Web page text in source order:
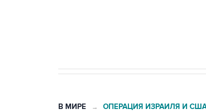
В МИРЕ → ОПЕРАЦИЯ ИЗРАИЛЯ И